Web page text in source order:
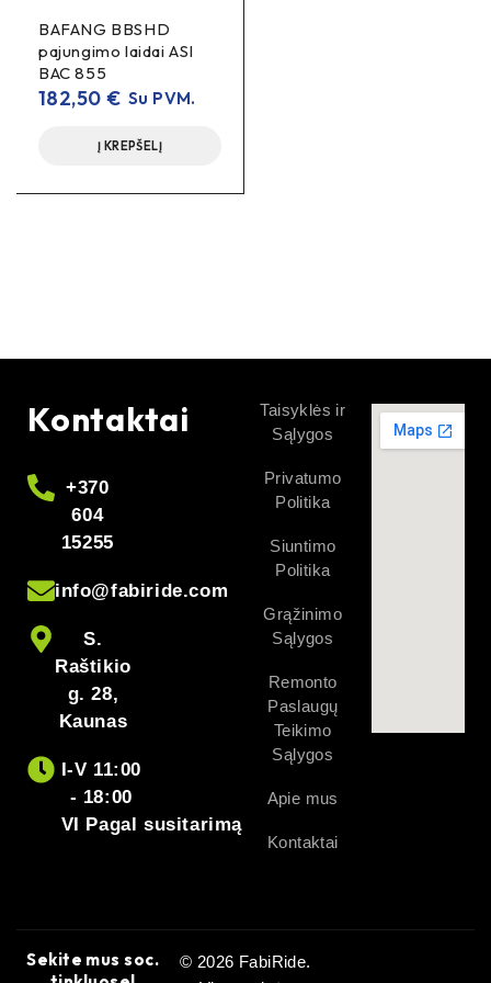
įtampa, minimali iškrovimo įtampa 2.5V, stovėjimo rėžimo
įtampa 3.6V, baterija ~45g, 3000mAh cell, Tesla cell,
Panasonic cell, lithium ion cell 3000mAh, 18650 3000mAh
cell
BAFANG BBSHD
pajungimo laidai ASI
BAC 855
182,50 € Su PVM.
Į KREPŠELĮ
Kontaktai
+370
604
15255
info@fabiride.com
S.
Raštikio
g. 28,
Kaunas
I-V 11:00
- 18:00
VI Pagal susitarimą
Taisyklės ir
Sąlygos
Privatumo
Politika
Siuntimo
Politika
Grąžinimo
Sąlygos
Remonto
Paslaugų
Teikimo
Sąlygos
Apie mus
Kontaktai
Sekite mus soc.
© 2026 FabiRide.